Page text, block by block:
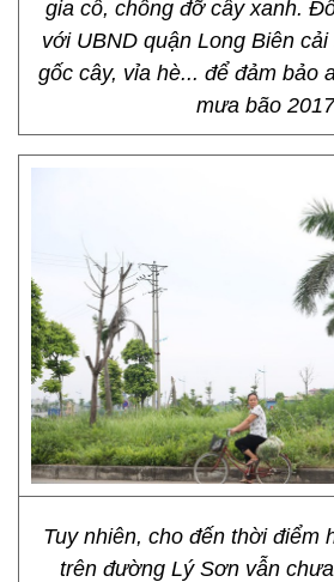
gia cố, chống đỡ cây xanh.
với UBND quận Long Biên
gốc cây, vỉa hè... để đảm bảo
mưa bão
Tuy nhiên, cho đến thời điểm
trên đường Lý Sơn vẫn